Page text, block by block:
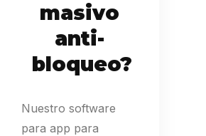
masivo
anti-
bloqueo?
Nuestro software
para app para